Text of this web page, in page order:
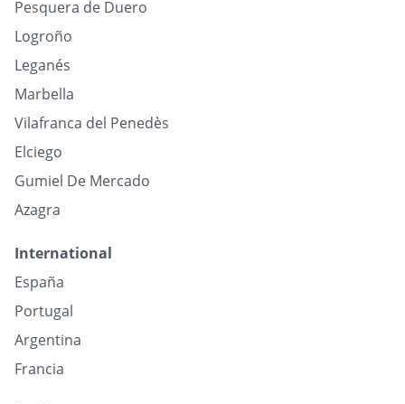
Pesquera de Duero
Logroño
Leganés
Marbella
Vilafranca del Penedès
Elciego
Gumiel De Mercado
Azagra
International
España
Portugal
Argentina
Francia